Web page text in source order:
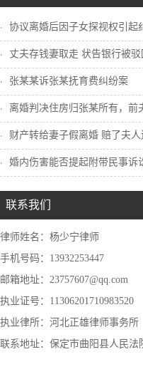
协议离婚后因子女探视权引起纠
丈夫存钱妻取走 状告银行被驳
张某某诉张某抚育费纠纷案
离婚判决住房归张某所有，前夫
财产转给妻子假离婚 赔了夫人
婚内伤害能否提起附带民事诉
联系我们
律师姓名：杨少宁律师
手机号码：13932253447
邮箱地址：23757607@qq.com
执业证号：11306201710983520
执业律所：河北正雄律师事务所
联系地址：保定市曲阳县人民法